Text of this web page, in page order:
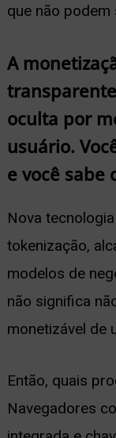
que não podem
A
oculta por
usuário.
e você sabe
Nova
tokenização,
modelos de
não significa
monetizável de
Então, quais
Navegadores